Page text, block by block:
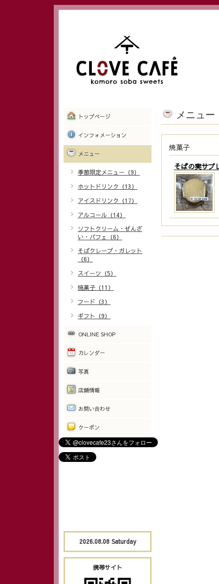
メニュー
焼菓子
そばの実サブ
トップページ
インフォメーション
メニュー
季節限定メニュー（9）
ホットドリンク（13）
アイスドリンク（17）
アルコール（14）
ソフトクリーム・ぜんざ
い・パフェ（6）
そばクレープ・ガレット
（6）
スイーツ（5）
焼菓子（11）
フード（3）
ギフト（9）
ONLINE SHOP
カレンダー
写真
店舗情報
お問い合わせ
クーポン
2026.08.08 Saturday
携帯サイト